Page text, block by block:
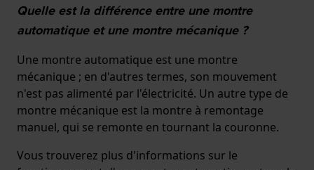
Quelle est la différence entre une montre
automatique et une montre mécanique ?
Une montre automatique est une montre
mécanique ; en d'autres termes, son mouvement
n'est pas alimenté par l'électricité. Un autre type de
montre mécanique est la montre à remontage
manuel, qui se remonte en tournant la couronne.
Vous trouverez plus d'informations sur le